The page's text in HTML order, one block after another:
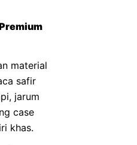
material
safir
jarum
case
khas.